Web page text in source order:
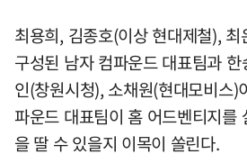
최용희, 김종호(이상 현대제철),
구성된 남자 컴파운드 대표팀과
인(창원시청), 소채원(현대모비스)
파운드 대표팀이 홈 어드벤티지를
을 딸 수 있을지 이목이 쏠린다.